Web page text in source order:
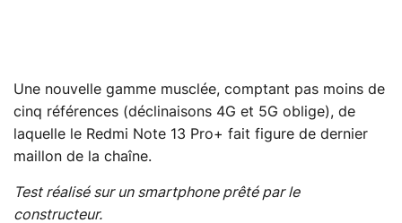
Une nouvelle gamme musclée, comptant pas moins de
cinq références (déclinaisons 4G et 5G oblige), de
laquelle le Redmi Note 13 Pro+ fait figure de dernier
maillon de la chaîne.
Test réalisé sur un smartphone prêté par le
constructeur.